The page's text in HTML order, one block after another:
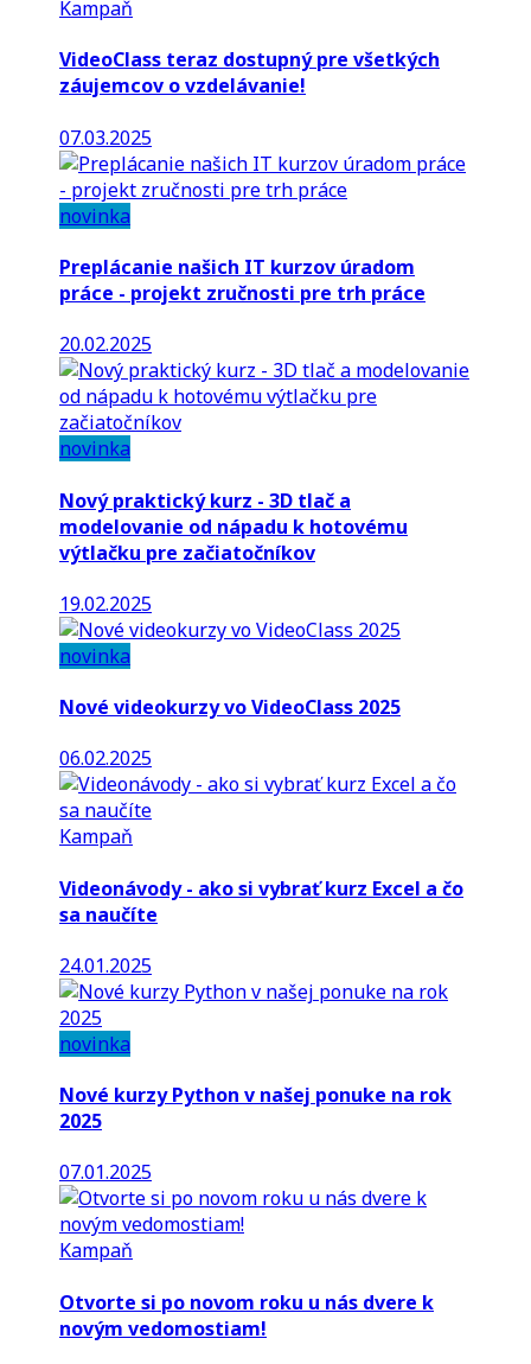
Kampaň
VideoClass teraz dostupný pre všetkých
záujemcov o vzdelávanie!
07.03.2025
novinka
Preplácanie našich IT kurzov úradom
práce - projekt zručnosti pre trh práce
20.02.2025
novinka
Nový praktický kurz - 3D tlač a
modelovanie od nápadu k hotovému
výtlačku pre začiatočníkov
19.02.2025
novinka
Nové videokurzy vo VideoClass 2025
06.02.2025
Kampaň
Videonávody - ako si vybrať kurz Excel a čo
sa naučíte
24.01.2025
novinka
Nové kurzy Python v našej ponuke na rok
2025
07.01.2025
Kampaň
Otvorte si po novom roku u nás dvere k
novým vedomostiam!